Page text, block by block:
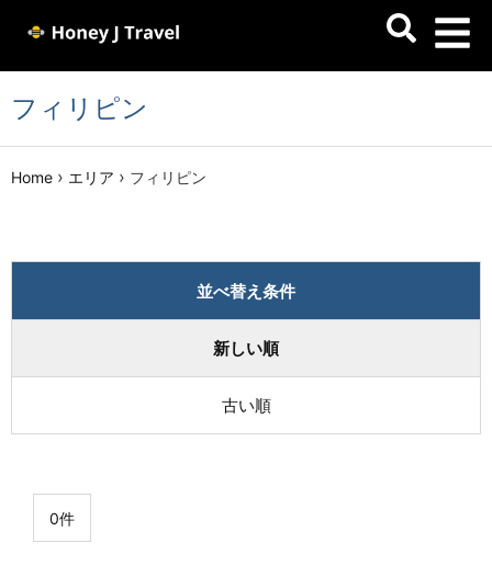
フィリピン
Home › エリア › フィリピン
並べ替え条件
新しい順
古い順
0件